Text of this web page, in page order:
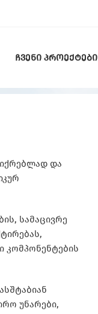
ᲩᲕᲔᲜᲘ ᲞᲠᲝᲔᲥᲢᲔᲑᲘ
და
სამაცივრე
კომპონენტების
უნარები,